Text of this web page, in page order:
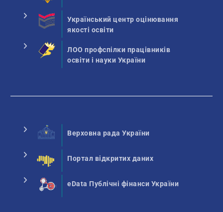
Український центр оцінювання
якості освіти
ЛОО профспілки працівників
освіти і науки України
Верховна рада України
Портал відкритих даних
eData Публічні фінанси України